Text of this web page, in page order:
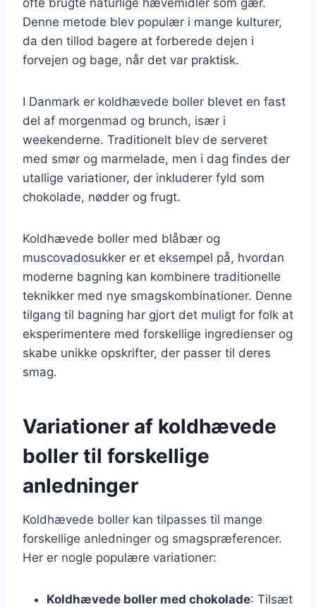
Denne metode blev populær i mange kulturer,
da den tillod bagere at forberede dejen i
forvejen og bage, når det var praktisk.
I Danmark er koldhævede boller blevet en fast
del af morgenmad og brunch, især i
weekenderne. Traditionelt blev de serveret
med smør og marmelade, men i dag findes der
utallige variationer, der inkluderer fyld som
chokolade, nødder og frugt.
Koldhævede boller med blåbær og
muscovadosukker er et eksempel på, hvordan
moderne bagning kan kombinere traditionelle
teknikker med nye smagskombinationer. Denne
tilgang til bagning har gjort det muligt for folk at
eksperimentere med forskellige ingredienser og
skabe unikke opskrifter, der passer til deres
smag.
Variationer af koldhævede
boller til forskellige
anledninger
Koldhævede boller kan tilpasses til mange
forskellige anledninger og smagspræferencer.
Her er nogle populære variationer:
Koldhævede boller med chokolade: Tilsæt